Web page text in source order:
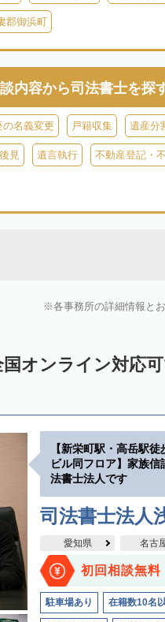
郡御浜町
内容から司法書士を探
の名義変更 戸籍収集 遺産分
見 遺言執行 不動産登記・
各事務所の詳細情報と
オンライン対応
【新栄町駅・高岳駅
ビル同フロア】家族信
法書士法人です
司法書士法人
愛知県 名古
初回相談無料
駐車場あり 在籍数10名